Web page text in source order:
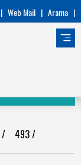
| Web Mail | Arama |
/ 493/